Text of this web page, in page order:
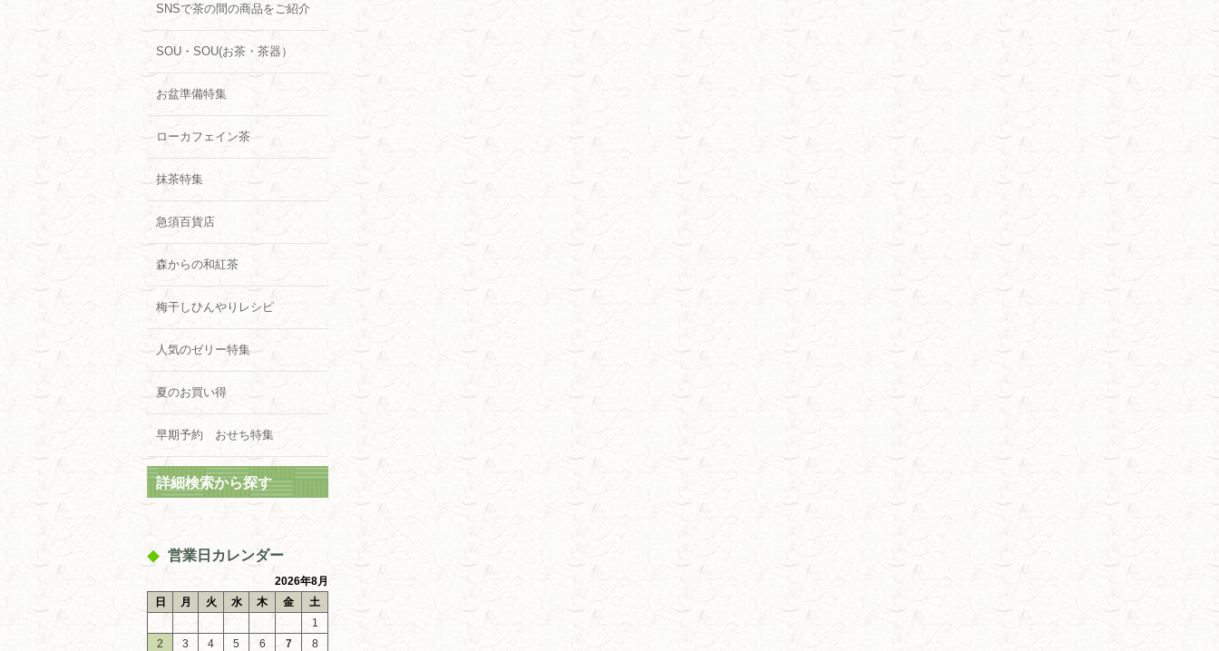
SNSで茶の間の商品をご紹介
SOU・SOU(お茶・茶器）
お盆準備特集
ローカフェイン茶
抹茶特集
急須百貨店
森からの和紅茶
梅干しひんやりレシピ
人気のゼリー特集
夏のお買い得
早期予約 おせち特集
詳細検索から探す
営業日カレンダー
2026年8月
日
月 火 水 木 金
土
1
2
3 4 5 6 7
8